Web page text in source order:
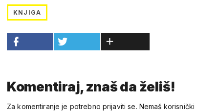
KNJIGA
Komentiraj, znaš da želiš!
Za komentiranje je potrebno prijaviti se. Nemaš korisnički